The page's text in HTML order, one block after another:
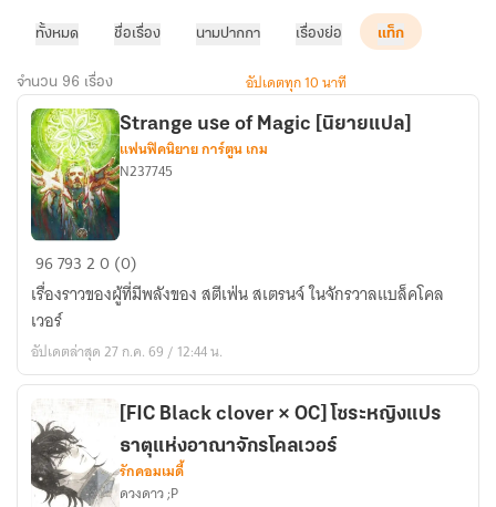
ทั้งหมด ชื่อเรื่อง นามปากกา เรื่องย่อ แท็ก
จำนวน 96 เรื่อง อัปเดตทุก 10 นาที
Strange
use
of
Magic
[นิยาย
แปล]
Strange use of Magic [นิยายแปล]
แฟนฟิคนิยาย การ์ตูน เกม
N237745
9679320 (0)
เรื่องราวของผู้ที่มีพลังของ สตีเฟ่น สเตรนจ์ ในจักรวาลแบล็คโคล
เวอร์
อัปเดตล่าสุด 27 ก.ค. 69 / 12:44 น.
[FIC Black clover × OC] โซระหญิงแปร
ธาตุแห่งอาณาจักรโคลเวอร์
รักคอมเมดี้
ดวงดาว ;P